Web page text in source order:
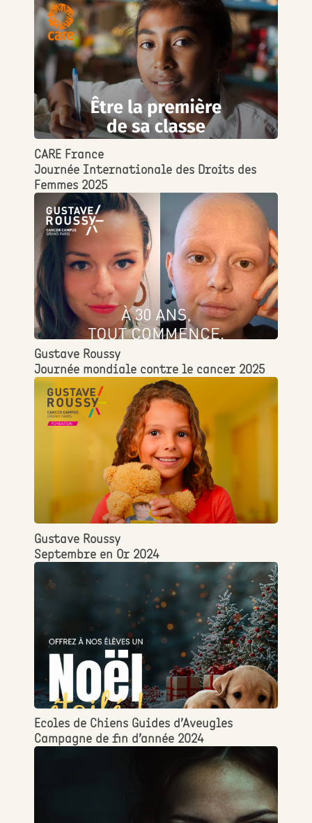
CARE France
Journée Internationale des Droits des
Femmes 2025
Gustave Roussy
Journée mondiale contre le cancer 2025
Gustave Roussy
Septembre en Or 2024
Ecoles de Chiens Guides d’Aveugles
Campagne de fin d’année 2024